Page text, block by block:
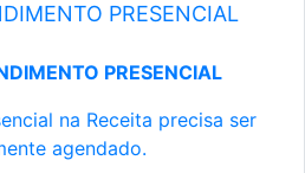
PRESENCIAL
PRESENCIAL
na Receita precisa ser
agendado.